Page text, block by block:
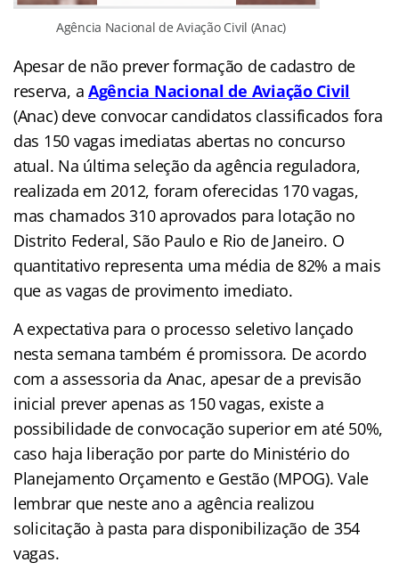
Agência Nacional de Aviação Civil (Anac)
Apesar de não prever formação de cadastro de
reserva, aAgência Nacional de Aviação Civil
(Anac) deve convocar candidatos classificados fora
das 150 vagas imediatas abertas no concurso
atual. Na última seleção da agência reguladora,
realizada em 2012, foram oferecidas 170 vagas,
mas chamados 310 aprovados para lotação no
Distrito Federal, São Paulo e Rio de Janeiro. O
quantitativo representa uma média de 82% a mais
que as vagas de provimento imediato.
A expectativa para o processo seletivo lançado
nesta semana também é promissora. De acordo
com a assessoria da Anac, apesar de a previsão
inicial prever apenas as 150 vagas, existe a
possibilidade de convocação superior em até 50%,
caso haja liberação por parte do Ministério do
Planejamento Orçamento e Gestão (MPOG). Vale
lembrar que neste ano a agência realizou
solicitação à pasta para disponibilização de 354
vagas.